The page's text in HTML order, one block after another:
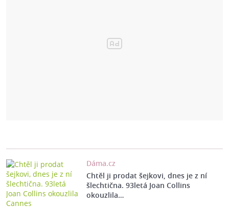
Dáma.cz
Chtěl ji prodat šejkovi, dnes je z ní
šlechtična. 93letá Joan Collins
okouzlila…